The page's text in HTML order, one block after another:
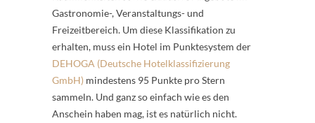
Gastronomie-, Veranstaltungs- und
Freizeitbereich. Um diese Klassifikation zu
erhalten, muss ein Hotel im Punktesystem der
DEHOGA (Deutsche Hotelklassifizierung
GmbH) mindestens 95 Punkte pro Stern
sammeln. Und ganz so einfach wie es den
Anschein haben mag, ist es natürlich nicht.